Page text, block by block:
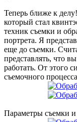
Теперь ближе к
который стал
техник съемки и
портрета. Я
еще до съемки.
представлять, что
работать. От этого
съемочного
Параметры съемки